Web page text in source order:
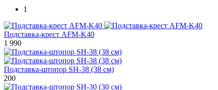
1
Подставка-крест AFM-K40
1 990
Подставка-штопор SH-38 (38 см)
200